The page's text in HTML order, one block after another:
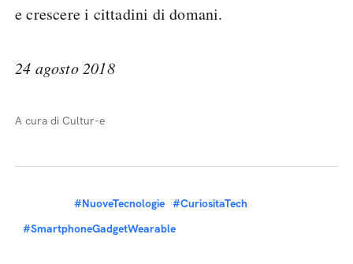
e crescere i cittadini di domani.
24 agosto 2018
A cura di Cultur-e
#NuoveTecnologie #CuriositaTech
#SmartphoneGadgetWearable